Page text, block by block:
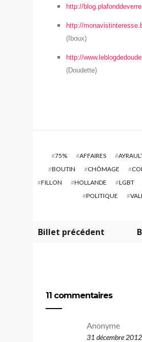
http://
http://
(Iboux)
http://
(Doudette)
#75% #AFFAIRES #
#BOUTIN #CHÔMAGE #
#FILLON #HOLLANDE #LGBT
#POLITIQUE #
Billet précédent
11 commentaires
Anonyme
31 décembre